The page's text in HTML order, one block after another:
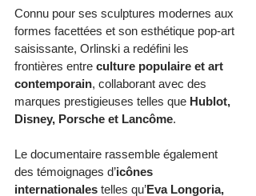
Connu pour ses sculptures modernes aux
formes facettées et son esthétique pop-art
saisissante, Orlinski a redéfini les
frontières entre culture populaire et art
contemporain, collaborant avec des
marques prestigieuses telles que Hublot,
Disney, Porsche et Lancôme.
Le documentaire rassemble également
des témoignages d’icônes
internationales telles qu’Eva Longoria,